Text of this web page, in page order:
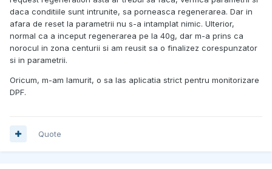
daca conditiile sunt intrunite, sa porneasca regenerarea. Dar in
afara de reset la parametrii nu s-a intamplat nimic. Ulterior,
normal ca a inceput regenerarea pe la 40g, dar m-a prins ca
norocul in zona centurii si am reusit sa o finalizez corespunzator
si in parametrii.
Oricum, m-am lamurit, o sa las aplicatia strict pentru monitorizare
DPF.
Quote